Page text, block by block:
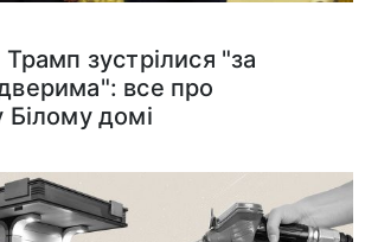
зустрілися "за
все про
Білому домі